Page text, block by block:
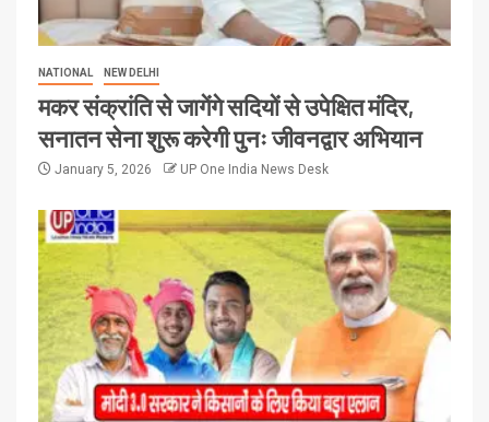
NATIONAL NEW DELHI
मकर संक्रांति से जागेंगे सदियों से उपेक्षित मंदिर,
सनातन सेना शुरू करेगी पुनः जीवनद्वार अभियान
January 5, 2026 UP One India News Desk